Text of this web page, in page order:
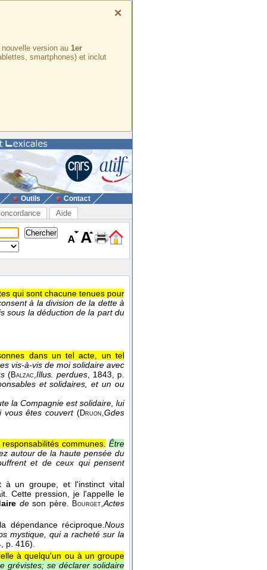
×
version au 1er
smartphones) et inclut
Outils Contact
Aide
qui sont chacune tenues pour
à la division de la dette à
sous la déduction de la part du
dans un tel acte, un tel
vis-à-vis de moi solidaire avec
(Balzac,Illus. perdues, 1843, p.
et solidaires, et un ou
la Compagnie est solidaire, lui
vous êtes couvert(Druon,Gdes
communes. Être
autour de la haute pensée du
et de ceux qui pensent
à un groupe, et l'instinct vital
Cette pression, je l'appelle le
deson père. Bourget,Actes
dépendance réciproque.Nous
mystique, qui a racheté sur la
, p. 416).
à quelqu'un ou à un groupe
grévistes; se déclarer solidaire